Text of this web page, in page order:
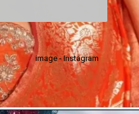
image - Instagram